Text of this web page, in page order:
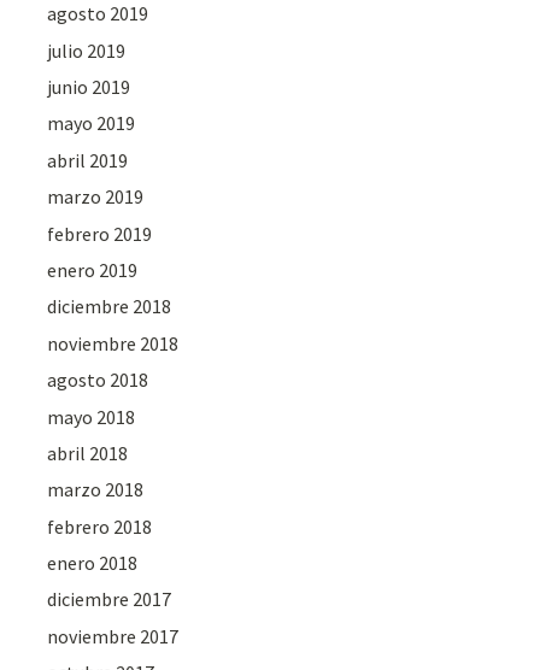
agosto 2019
julio 2019
junio 2019
mayo 2019
abril 2019
marzo 2019
febrero 2019
enero 2019
diciembre 2018
noviembre 2018
agosto 2018
mayo 2018
abril 2018
marzo 2018
febrero 2018
enero 2018
diciembre 2017
noviembre 2017